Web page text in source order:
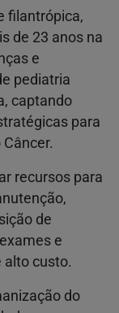
filantrópica,
de 23 anos na
e
pediatria
captando
para
recursos para
de
e
custo.
do